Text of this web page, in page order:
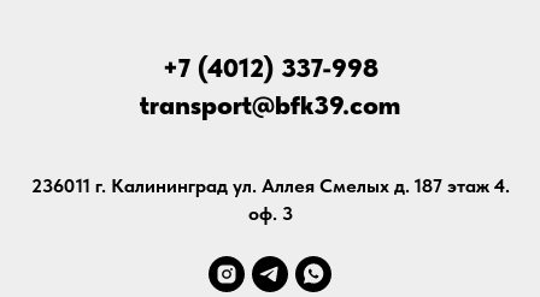
+7 (4012) 337-998
transport@bfk39.com
236011 г. Калининград ул. Аллея Смелых д. 187 этаж 4.
оф. 3